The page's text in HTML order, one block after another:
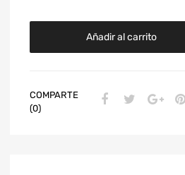
Añadir al carrito
COMPARTE
(0)